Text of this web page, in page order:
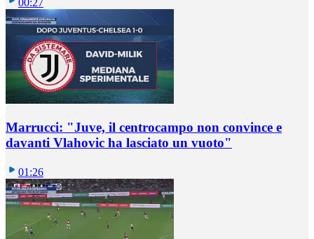
00:27
Marrucci: "Juve, il centrocampo non convince e
davanti Vlahovic ha lasciato un vuoto"
01:26